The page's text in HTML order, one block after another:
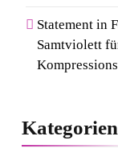
Statement in
Samtviolett
Kategorien